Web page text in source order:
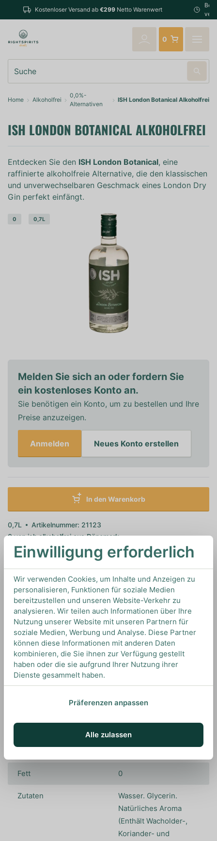
Bestellungen bis 14:00 Uhr (Mo-Fr) werden noch am selben
verschickt
0
Home Alkoholfrei
0,0%-
Alternativen
ISH London Botanical Alkoholfrei
ISH LONDON BOTANICAL ALKOHOLFREI
Entdecken Sie den ISH London Botanical, eine
raffinierte alkoholfreie Alternative, die den klassischen
und unverwechselbaren Geschmack eines London Dry
Gin perfekt einfängt.
0 0,7L
Melden Sie sich an oder fordern Sie
ein kostenloses Konto an.
Sie benötigen ein Konto, um zu bestellen und Ihre
Preise anzuzeigen.
Anmelden Neues Konto erstellen
In den Warenkorb
0,7L
Artikelnummer: 21123
0 vonish alkoholfreiausDänemark
Spezifikationen
Marke ish alkoholfrei
Kohlenhydrate 0.6
Kohlenhydrate, davon
Zucker
Fett 0
Zutaten
Wasser. Glycerin.
Natürliches Aroma
(Enthält Wacholder-,
Koriander- und
Einwilligung erforderlich
Wir verwenden Cookies, um Inhalte und Anzeigen zu
personalisieren, Funktionen für soziale Medien
bereitzustellen und unseren Website-Verkehr zu
analysieren. Wir teilen auch Informationen über Ihre
Nutzung unserer Website mit unseren Partnern für
soziale Medien, Werbung und Analyse. Diese Partner
können diese Informationen mit anderen Daten
kombinieren, die Sie ihnen zur Verfügung gestellt
haben oder die sie aufgrund Ihrer Nutzung ihrer
Dienste gesammelt haben.
Präferenzen anpassen
Alle zulassen